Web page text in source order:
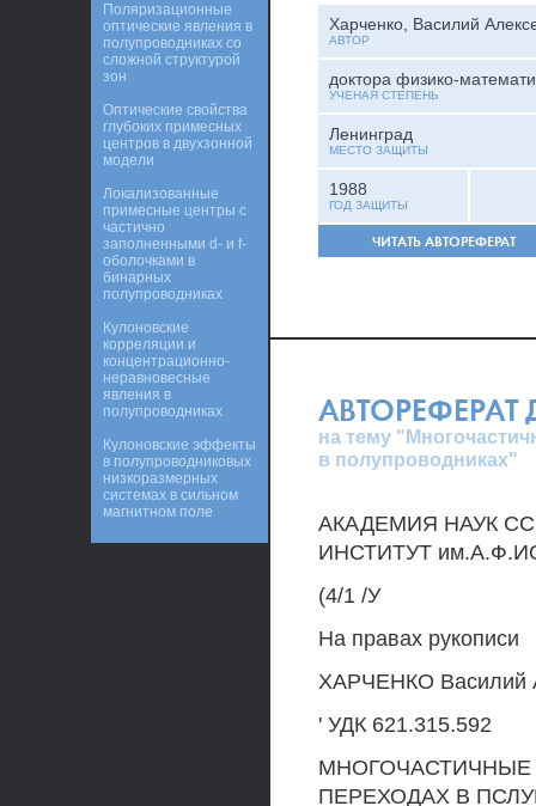
Харченко, Василий
АВТОР
доктора физико-
УЧЕНАЯ СТЕПЕНЬ
Ленинград
МЕСТО ЗАЩИТЫ
1988
ГОД ЗАЩИТЫ
ЧИТАТЬ АВТОРЕФЕРАТ
АВТОРЕФЕРАТ
на тему
в полупроводниках"
АКАДЕМИЯ НАУК
ИНСТИТУТ
(4/1 /У
На правах рукописи
ХАРЧЕНКО Василий
' УДК 621.315.592
ПЕРЕХОДАХ В
Поляризационные
оптические явления в
полупроводниках со
сложной структурой
зон
Оптические свойства
глубоких примесных
центров в двухзонной
модели
Локализованные
примесные центры с
частично
заполненными d- и f-
оболочками в
бинарных
полупроводниках
Кулоновские
корреляции и
концентрационно-
неравновесные
явления в
полупроводниках
Кулоновские эффекты
в полупроводниковых
низкоразмерных
системах в сильном
магнитном поле